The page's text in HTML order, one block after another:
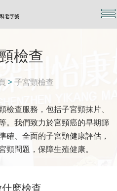
檢查
>子宮頸檢查
查服務，包括子宮頸抹片、
。我們致力於宮頸癌的早期篩
確、全面的子宮頸健康評估，
問題，保障生殖健康。
麽檢查